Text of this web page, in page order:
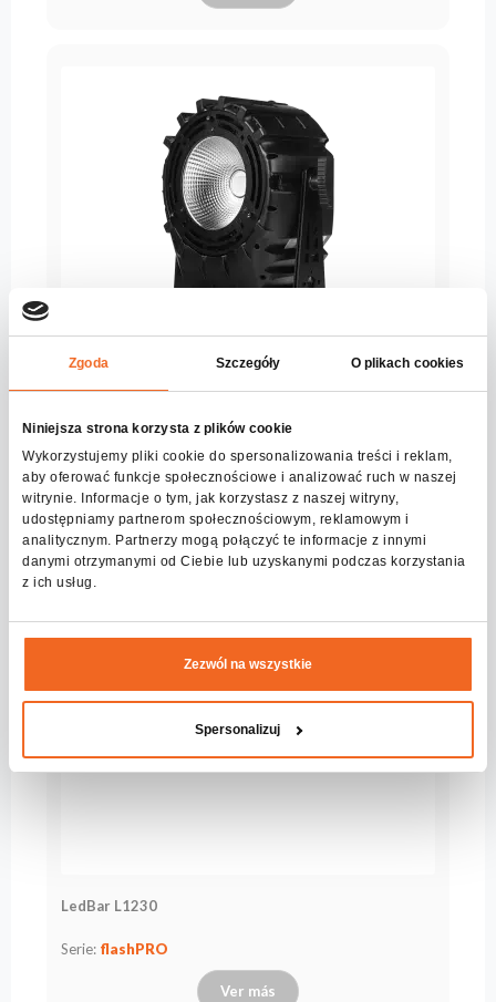
Zgoda Szczegóły O plikach cookies
Niniejsza strona korzysta z plików cookie
Wykorzystujemy pliki cookie do spersonalizowania treści i reklam,
aby oferować funkcje społecznościowe i analizować ruch w naszej
witrynie. Informacje o tym, jak korzystasz z naszej witryny,
udostępniamy partnerom społecznościowym, reklamowym i
analitycznym. Partnerzy mogą połączyć te informacje z innymi
danymi otrzymanymi od Ciebie lub uzyskanymi podczas korzystania
z ich usług.
Zezwól na wszystkie
Spersonalizuj
Ver más
LedBar L1230
Serie: flashPRO
Ver más